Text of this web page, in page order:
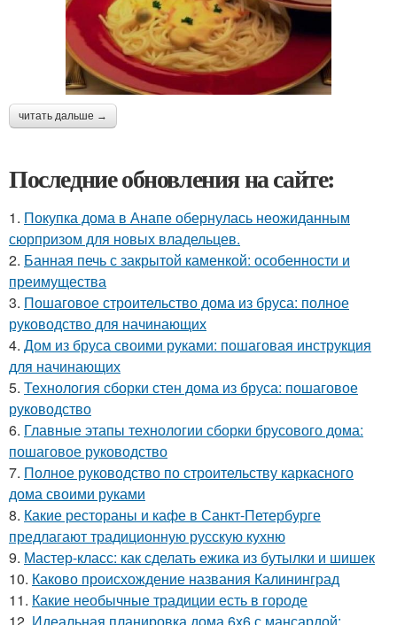
читать дальше →
Последние обновления на сайте:
1. Покупка дома в Анапе обернулась неожиданным
сюрпризом для новых владельцев.
2. Банная печь с закрытой каменкой: особенности и
преимущества
3. Пошаговое строительство дома из бруса: полное
руководство для начинающих
4. Дом из бруса своими руками: пошаговая инструкция
для начинающих
5. Технология сборки стен дома из бруса: пошаговое
руководство
6. Главные этапы технологии сборки брусового дома:
пошаговое руководство
7. Полное руководство по строительству каркасного
дома своими руками
8. Какие рестораны и кафе в Санкт-Петербурге
предлагают традиционную русскую кухню
9. Мастер-класс: как сделать ежика из бутылки и шишек
10. Каково происхождение названия Калининград
11. Какие необычные традиции есть в городе
12. Идеальная планировка дома 6х6 с мансардой: